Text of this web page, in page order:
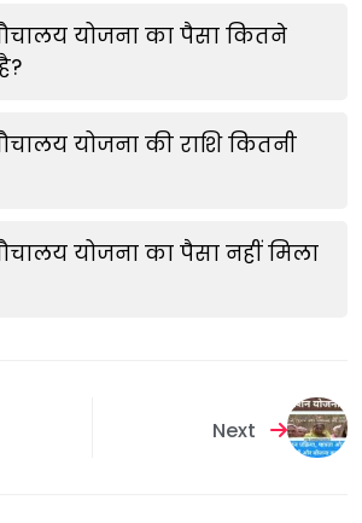
शौचालय योजना का पैसा कितने
योजना की राशि कितनी
योजना का पैसा नहीं मिला
Next